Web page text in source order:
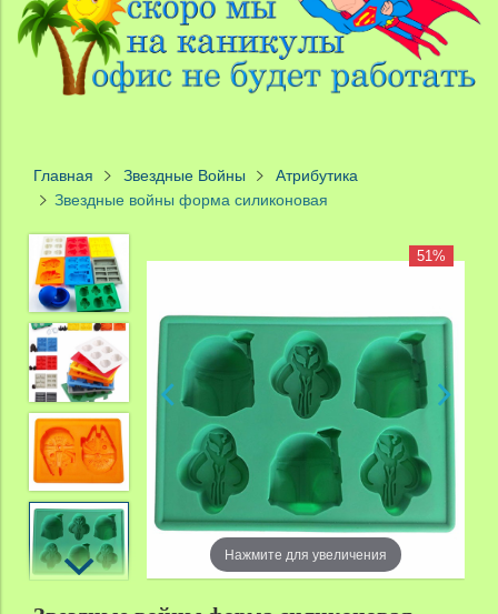
Главная Звездные Войны
Атрибутика
Звездные войны форма силиконовая
51% 51%
Нажмите для увеличения